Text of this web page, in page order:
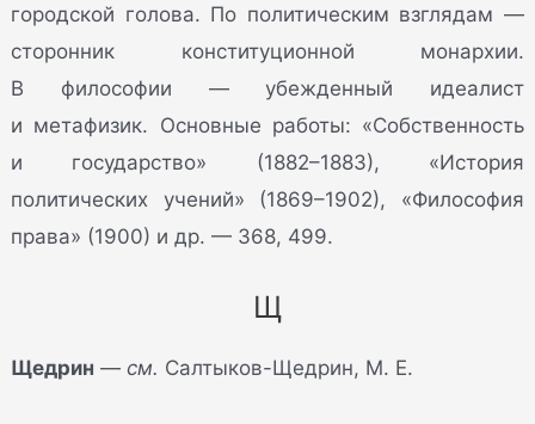
городской голова. По политическим взглядам —
сторонник конституционной монархии.
В философии — убежденный идеалист
и метафизик. Основные работы: «Собственность
и государство» (1882–1883), «История
политических учений» (1869–1902), «Философия
права» (1900) и др. — 368, 499.
Щ
Щедрин —см. Салтыков-Щедрин, М. Е.